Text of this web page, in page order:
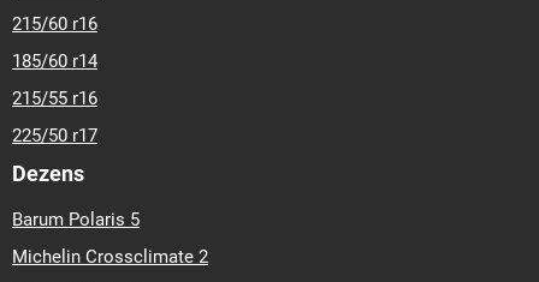
215/60 r16
185/60 r14
215/55 r16
225/50 r17
Dezens
Barum Polaris 5
Michelin Crossclimate 2